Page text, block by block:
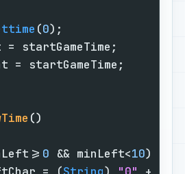
(0
=
=
()
0 && minLeft<10